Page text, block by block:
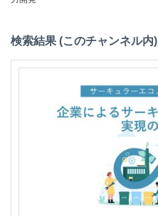
検索結果 (このチャンネル内)